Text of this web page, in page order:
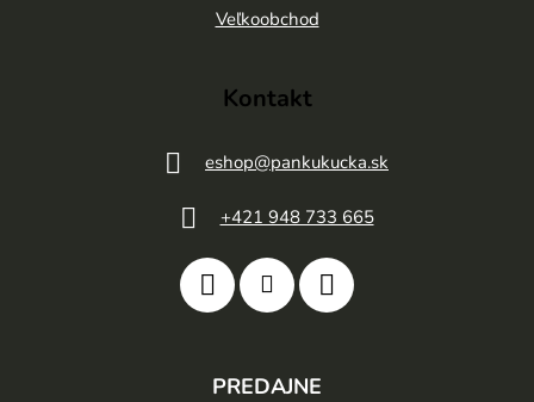
Veľkoobchod
Kontakt
eshop@pankukucka.sk
+421 948 733 665
PREDAJNE